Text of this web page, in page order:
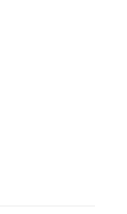
为奢侈品
「创新研究」，
介绍一家公
。专注各个垂
、洞察增长原
商业竞争的支